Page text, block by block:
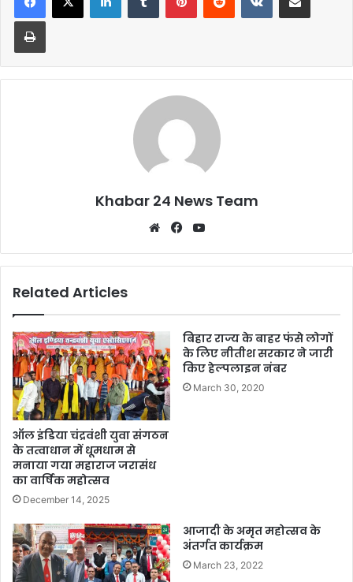
b
o
o
A
p
Print
Khabar 24 News Team
WebsiteFacebook
Related Articles
ऑल इंडिया चंद्रवंशी युवा संगठन
के तत्वाधान में धूमधाम से
मनाया गया महाराज जरासंध
का वार्षिक महोत्सव
December 14, 2025
बिहार राज्य के बाहर फंसे लोगों
के लिए नीतीश सरकार ने जारी
किए हेल्पलाइन नंबर
March 30, 2020
आजादी के अमृत महोत्सव के
अंतर्गत कार्यक्रम
March 23, 2022